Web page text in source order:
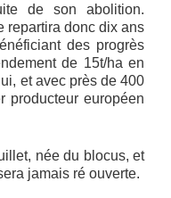
de son abolition.
repartira donc dix ans
des progrès
de 15t/ha en
et avec près de 400
producteur européen
née du blocus, et
jamais ré ouverte.